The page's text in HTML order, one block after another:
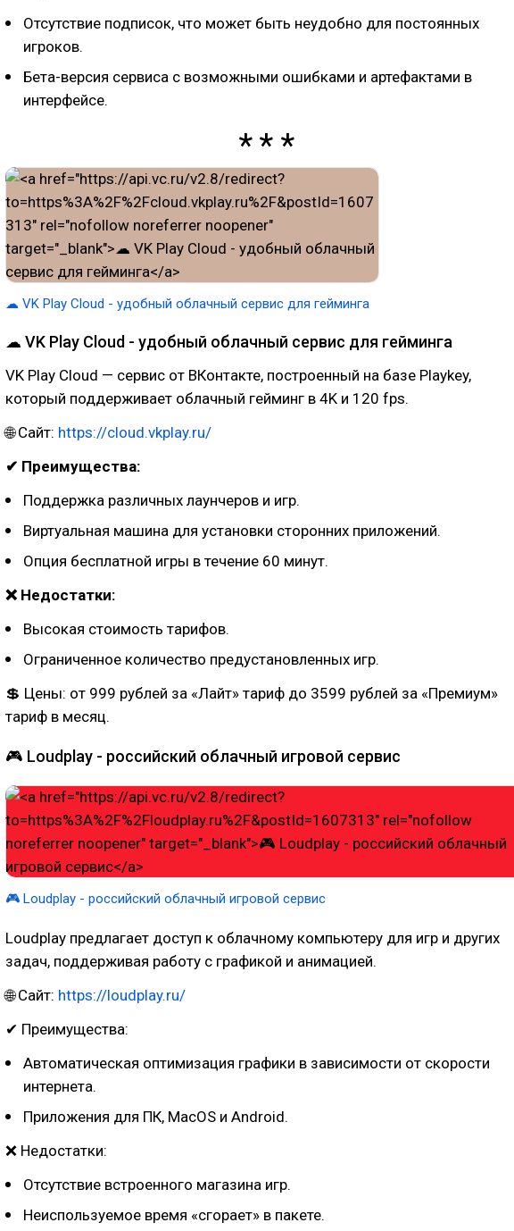
Отсутствие подписок, что может быть неудобно для постоянных
игроков.
Бета-версия сервиса с возможными ошибками и артефактами в
интерфейсе.
☁ VK Play Cloud - удобный облачный сервис для гейминга
☁ VK Play Cloud - удобный облачный сервис для гейминга
VK Play Cloud — сервис от ВКонтакте, построенный на базе Playkey,
который поддерживает облачный гейминг в 4K и 120 fps.
🌐 Сайт: https://cloud.vkplay.ru/
✔ Преимущества:
Поддержка различных лаунчеров и игр.
Виртуальная машина для установки сторонних приложений.
Опция бесплатной игры в течение 60 минут.
❌ Недостатки:
Высокая стоимость тарифов.
Ограниченное количество предустановленных игр.
💲 Цены: от 999 рублей за «Лайт» тариф до 3599 рублей за «Премиум»
тариф в месяц.
🎮 Loudplay - российский облачный игровой сервис
🎮 Loudplay - российский облачный игровой сервис
Loudplay предлагает доступ к облачному компьютеру для игр и других
задач, поддерживая работу с графикой и анимацией.
🌐 Сайт: https://loudplay.ru/
✔ Преимущества:
Автоматическая оптимизация графики в зависимости от скорости
интернета.
Приложения для ПК, MacOS и Android.
❌ Недостатки:
Отсутствие встроенного магазина игр.
Неиспользуемое время «сгорает» в пакете.